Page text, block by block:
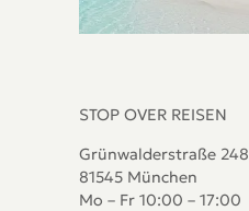
STOP OVER REISEN
Grünwalderstraße 248
81545 München
Mo – Fr 10:00 – 17:00